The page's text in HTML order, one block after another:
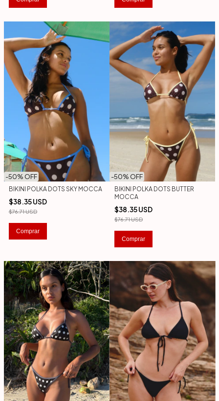
-50% OFF
BIKINI POLKA DOTS SKY MOCCA
$38.35 USD
$76.71 USD
Comprar
-50% OFF
BIKINI POLKA DOTS BUTTER
MOCCA
$38.35 USD
$76.71 USD
Comprar